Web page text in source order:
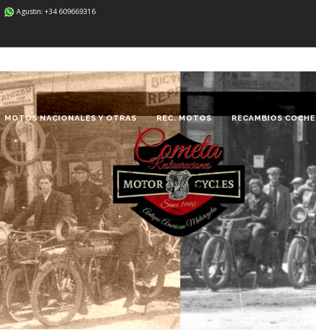
Agustin: +34 609669316
MOTOS NACIONALES Y OTRAS REC. MOTOS RECAMBIOS COCHE